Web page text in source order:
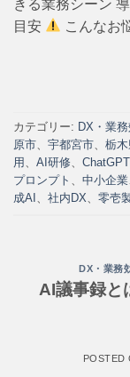
きる業務シーン
目安
こんなお
カテゴリー: DX・業
原市、 宇都宮市、 栃
用 、 AI研修、
プロンプト 、 中小企業
成AI 、 社内DX、 零壱
DX・業務
AI議事録と